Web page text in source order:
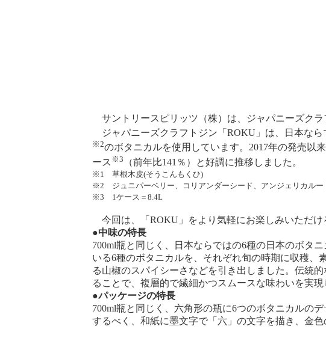
サントリースピリッツ（株）は、ジャパニーズクラ
ジャパニーズクラフトジン「ROKU」は、日本なら
※2のボタニカルを使用しています。2017年の発売以
ース ※3 （前年比141％）と好調に推移しました。
※1 草根木皮(そうこんもくひ)
※2 ジュニパーベリー、コリアンダーシード、アンジェリカルー
※3 1ケース＝8.4L
今回は、「ROKU」をより気軽にお楽しみいただけ
●中味の特長
700ml瓶と同じく、日本ならではの6種の日本のボタ
いる6種のボタニカルを、それぞれ旬の時期に収穫
る山椒のスパイシーさなどを引き出しました。伝統
ることで、複層的で繊細かつスムースな味わいを実現
●パッケージの特長
700ml瓶と同じく、六角形の瓶に6つのボタニカルの
するべく、和紙に墨文字で「六」の文字を描き、金色